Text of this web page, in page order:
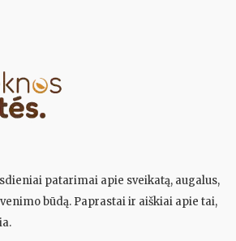
patarimai apie sveikatą, augalus,
būdą. Paprastai ir aiškiai apie tai,